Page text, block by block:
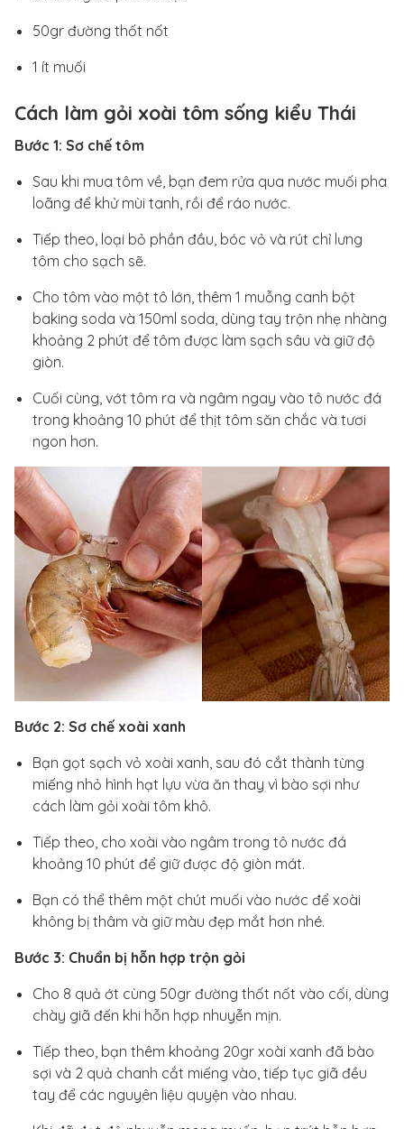
50gr đường thốt nốt
1 ít muối
Cách làm gỏi xoài tôm sống kiểu Thái
Bước 1: Sơ chế tôm
Sau khi mua tôm về, bạn đem rửa qua nước muối pha
loãng để khử mùi tanh, rồi để ráo nước.
Tiếp theo, loại bỏ phần đầu, bóc vỏ và rút chỉ lưng
tôm cho sạch sẽ.
Cho tôm vào một tô lớn, thêm 1 muỗng canh bột
baking soda và 150ml soda, dùng tay trộn nhẹ nhàng
khoảng 2 phút để tôm được làm sạch sâu và giữ độ
giòn.
Cuối cùng, vớt tôm ra và ngâm ngay vào tô nước đá
trong khoảng 10 phút để thịt tôm săn chắc và tươi
ngon hơn.
Bước 2: Sơ chế xoài xanh
Bạn gọt sạch vỏ xoài xanh, sau đó cắt thành từng
miếng nhỏ hình hạt lựu vừa ăn thay vì bào sợi như
cách làm gỏi xoài tôm khô.
Tiếp theo, cho xoài vào ngâm trong tô nước đá
khoảng 10 phút để giữ được độ giòn mát.
Bạn có thể thêm một chút muối vào nước để xoài
không bị thâm và giữ màu đẹp mắt hơn nhé.
Bước 3: Chuẩn bị hỗn hợp trộn gỏi
Cho 8 quả ớt cùng 50gr đường thốt nốt vào cối, dùng
chày giã đến khi hỗn hợp nhuyễn mịn.
Tiếp theo, bạn thêm khoảng 20gr xoài xanh đã bào
sợi và 2 quả chanh cắt miếng vào, tiếp tục giã đều
tay để các nguyên liệu quyện vào nhau.